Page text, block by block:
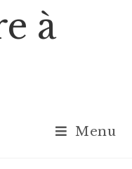
à
Menu